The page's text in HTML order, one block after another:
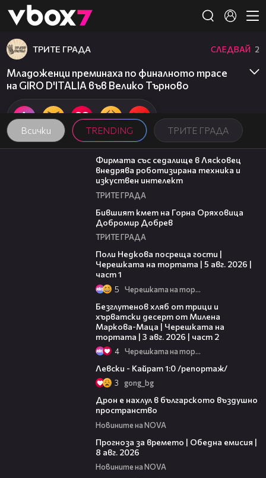
👾
Всички TRENDING ТРИТЕ ГРАДА
ТРИТЕ ГРАДА СЛЕДВАЙ 2
Младоженци преминаха по финалното трасе
на GIRO D'ITALIA във Велико Търново
00:06
Фирмата със седалище в Лясковец
внедрява роботизирана техника и
изкуствен интелект
ТРИТЕ ГРАДА
Бившият кмет на Горна Оряховица
Добромир Добрев
ТРИТЕ ГРАДА
Поли Недкова посреща гости |
Черешката на тортата | 5 авг. 2026 |
част 1
5 Черешката на тортата
Безглутенов хляб от трици и
хърватски десерт от Милена
Маркова-Маца | Черешката на
тортата | 3 авг. 2026 | част 2
4 Черешката на тортата
Левски - Кайрат 1:0 /репортаж/
3 gong_bg
Дрон е нахлул в българското въздушно
пространство
Новините на NOVA
Прогноза за времето | Обедна емисия |
8 авг. 2026
Новините на NOVA